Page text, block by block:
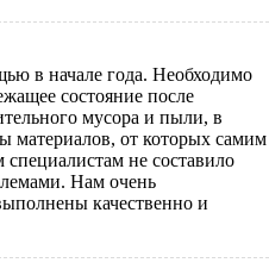
в начале года. Необходимо
состояние после
мусора и пыли, в
материалов, от которых самим
не составило
Нам очень
качественно и